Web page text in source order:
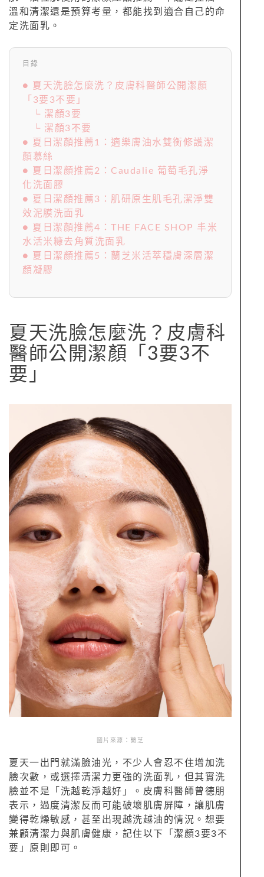
溫和清潔還是預算考量，都能找到適合自己的命
定洗面乳。
目錄
● 夏天洗臉怎麼洗？皮膚科醫師公開潔顏
「3要3不要」
└ 潔顏3要
└ 潔顏3不要
● 夏日潔顏推薦1：適樂膚油水雙衡修護潔
顏慕絲
● 夏日潔顏推薦2：Caudalie 葡萄毛孔淨
化洗面膠
● 夏日潔顏推薦3：肌研原生肌毛孔潔淨雙
效泥膜洗面乳
● 夏日潔顏推薦4：THE FACE SHOP 丰米
水活米糠去角質洗面乳
● 夏日潔顏推薦5：蘭芝米活萃穩膚深層潔
顏凝膠
夏天洗臉怎麼洗？皮膚科
醫師公開潔顏「3要3不
要」
圖片來源：蘭芝
夏天一出門就滿臉油光，不少人會忍不住增加洗
臉次數，或選擇清潔力更強的洗面乳，但其實洗
臉並不是「洗越乾淨越好」。皮膚科醫師曾德朋
表示，過度清潔反而可能破壞肌膚屏障，讓肌膚
變得乾燥敏感，甚至出現越洗越油的情況。想要
兼顧清潔力與肌膚健康，記住以下「潔顏3要3不
要」原則即可。